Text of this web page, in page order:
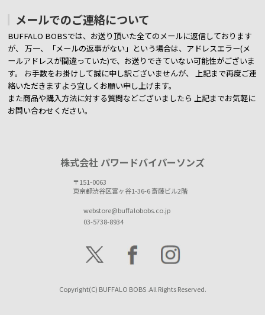
メールでのご連絡について
BUFFALO BOBSでは、お送り頂いた全てのメールに返信しております
が、 万一、「メールの返事がない」という場合は、アドレスエラー(メ
ールアドレスが間違っていた)で、お送りできていない可能性がございま
す。 お手数をお掛けして誠に申し訳ございませんが、 上記まで再度ご連
絡いただきますよう宜しくお願い申し上げます。
また商品や購入方法に対する質問などございましたら上記までお気軽に
お問い合わせください。
株式会社 パワードバイパーソンズ
〒151-0063
東京都渋谷区富ヶ谷1-36-6 斎藤ビル2階
webstore@buffalobobs.co.jp
03-5738-8934
Copyright(C) BUFFALO BOBS .All Rights Reserved.